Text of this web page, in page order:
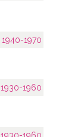
1940-1970
1930-1960
1930-1960